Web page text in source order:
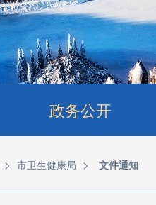
政务公开
> 市卫生健康局 > 文件通知